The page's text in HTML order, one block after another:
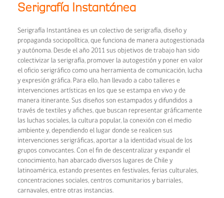
Serigrafía Instantánea
Serigrafía Instantánea es un colectivo de serigrafía, diseño y
propaganda sociopolítica, que funciona de manera autogestionada
y autónoma. Desde el año 2011 sus objetivos de trabajo han sido
colectivizar la serigrafía, promover la autogestión y poner en valor
el oficio serigráfico como una herramienta de comunicación, lucha
y expresión gráfica. Para ello, han llevado a cabo talleres e
intervenciones artísticas en los que se estampa en vivo y de
manera itinerante. Sus diseños son estampados y difundidos a
través de textiles y afiches, que buscan representar gráficamente
las luchas sociales, la cultura popular, la conexión con el medio
ambiente y, dependiendo el lugar donde se realicen sus
intervenciones serigráficas, aportar a la identidad visual de los
grupos convocantes. Con el fin de descentralizar y expandir el
conocimiento, han abarcado diversos lugares de Chile y
latinoamérica, estando presentes en festivales, ferias culturales,
concentraciones sociales, centros comunitarios y barriales,
carnavales, entre otras instancias.